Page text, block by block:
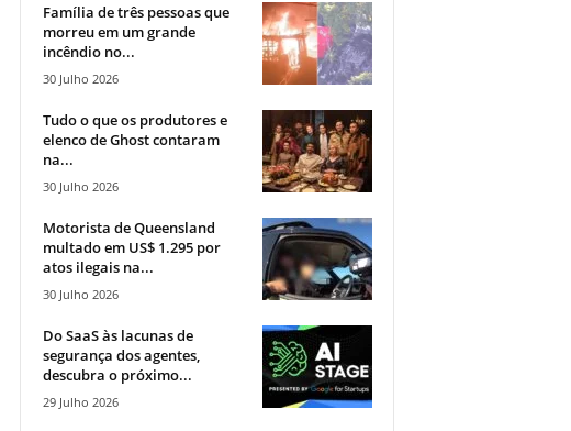
Família de três pessoas que
morreu em um grande
incêndio no...
30 Julho 2026
Tudo o que os produtores e
elenco de Ghost contaram
na...
30 Julho 2026
Motorista de Queensland
multado em US$ 1.295 por
atos ilegais na...
30 Julho 2026
Do SaaS às lacunas de
segurança dos agentes,
descubra o próximo...
29 Julho 2026